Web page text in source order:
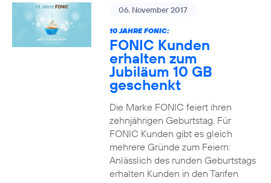
06. November 2017
10 JAHRE FONIC:
FONIC Kunden
erhalten zum
Jubiläum 10 GB
geschenkt
Die Marke FONIC feiert ihren
zehnjährigen Geburtstag. Für
FONIC Kunden gibt es gleich
mehrere Gründe zum Feiern:
Anlässlich des runden Geburtstags
erhalten Kunden in den Tarifen